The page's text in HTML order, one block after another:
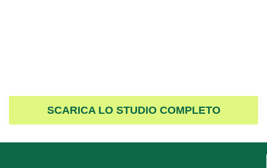
SCARICA LO STUDIO COMPLETO